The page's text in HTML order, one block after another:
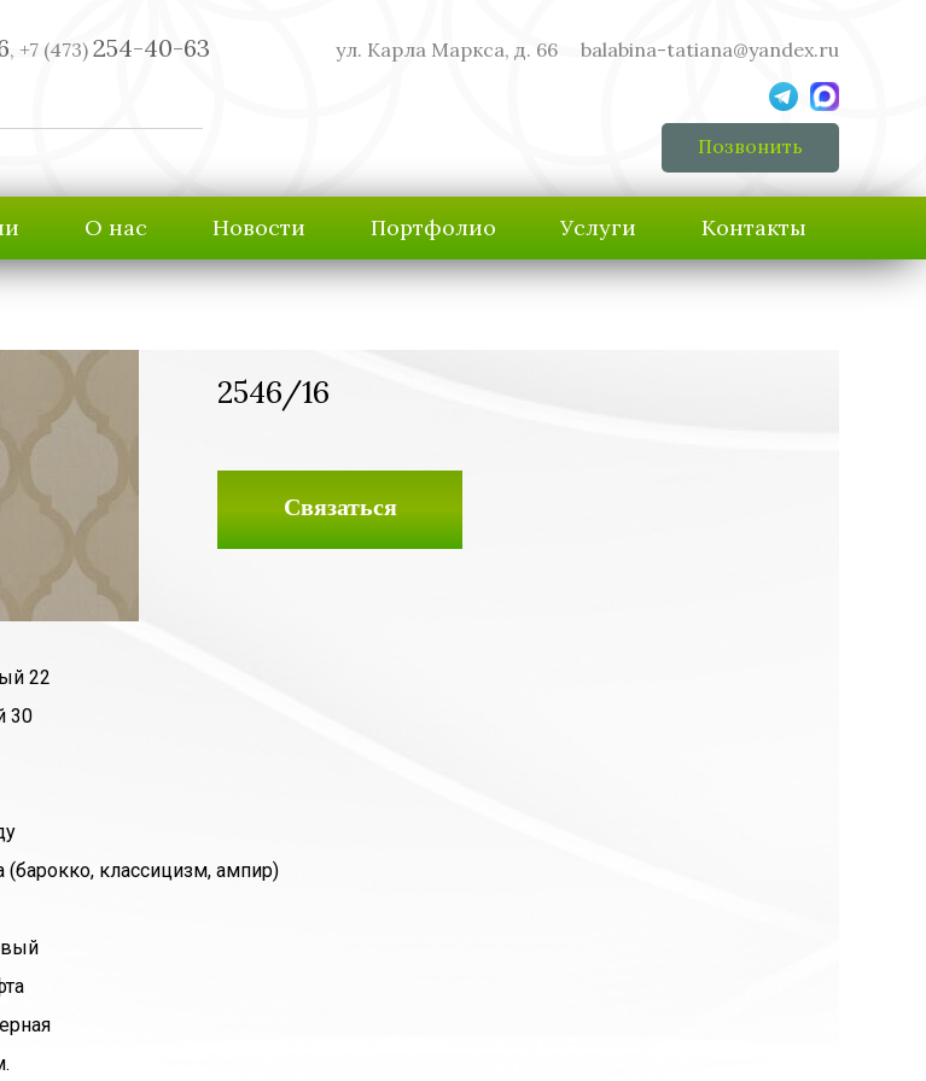
, +7 (473) 254-40-63 ул. Карла Маркса, д. 66 balabina-tatiana@yandex.ru
Позвонить
О нас Новости Портфолио Услуги Контакты
2546/16
Связаться
22
30
(барокко, классицизм, ампир)